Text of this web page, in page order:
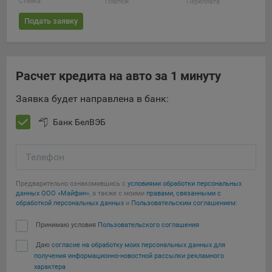
5.4. Создание и предоставление персонализированной
для оставления отзыва либо комментария. Данные файлы
cookie используются в целях обеспечения корректной
работы сайтов и полноценного использования его
функционала пользователем, не могут быть отключены в
системах. Вместе с тем, пользователь может настроить
уведомлял пользователя об их использовании — но в таком
9.2. Функциональные файлы cookie, например,
определяющие имя пользователя. Данные файлы cookie
дополнительных функций сайтов, например, для хранения
предпочтений пользователя, в том числе имени
пользователя или выбора языка, и для предотвращения
повторных прохождений опросов пользователями.
Подать заявку
Расчет кредита на авто за 1 минуту
Заявка будет направлена в банк:
Банк БелВЭБ
Телефон
Предварительно ознакомившись с условиями обработки персональных
данных ООО «Майфин», а также с моими правами, связанными с
обработкой персональных данных и Пользовательским соглашением:
Принимаю условия Пользовательского соглашения
Даю согласие на обработку моих персональных данных для
получения информационно-новостной рассылки рекламного
характера